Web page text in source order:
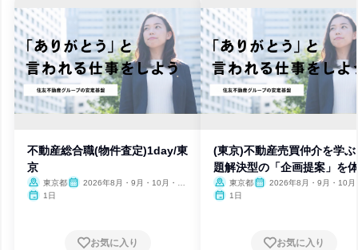
不動産総合職(物件査定)1day/東
京
東京都
2026年8月・9月・10月・11
1日
お気に入り
(東京)不動産売買仲介を学
題解決型の「企画提案」を
東京都
2026年8月・9月・10月
1日
お気に入り